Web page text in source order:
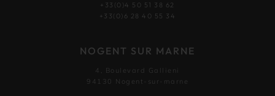
+33(0)4 50 51 38 62
+33(0)6 28 40 55 34
NOGENT SUR MARNE
4, Boulevard Gallieni
94130 Nogent-sur-marne